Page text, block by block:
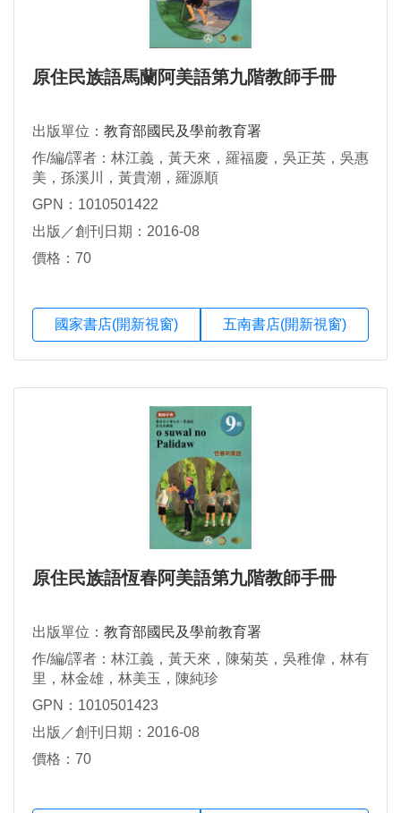
原住民族語馬蘭阿美語第九階教師手冊
出版單位： 教育部國民及學前教育署
作/編/譯者：林江義，黃天來，羅福慶，吳正英，吳惠
美，孫溪川，黃貴潮，羅源順
GPN：1010501422
出版／創刊日期：2016-08
價格：70
國家書店(開新視窗) 五南書店(開新視窗)
原住民族語恆春阿美語第九階教師手冊
出版單位： 教育部國民及學前教育署
作/編/譯者：林江義，黃天來，陳菊英，吳稚偉，林有
里，林金雄，林美玉，陳純珍
GPN：1010501423
出版／創刊日期：2016-08
價格：70